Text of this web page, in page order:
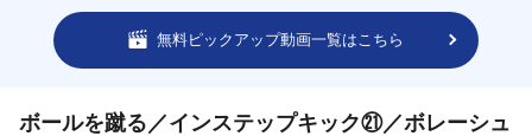
無料ピックアップ動画一覧はこちら
ボールを蹴る／インステップキック㉑／ボレーシュ